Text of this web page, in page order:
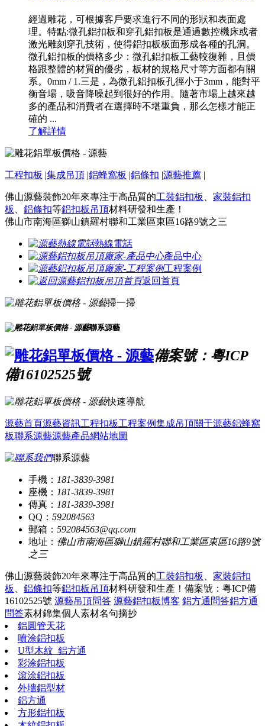
經過雕花，可根據客戶要求進行不同的形狀和表面處
理。特點:微孔鋁扣板和穿孔鋁扣板是通過數控機床或者
激光雕刻穿孔技術，使得鋁扣板板面形成各種的孔洞。
微孔鋁扣板的價格多少：微孔鋁扣板工藝較復雜，且價
格跟整體的材質的優劣，板材的規格尺寸等方面都有關
系。0mm / 1.三是，為微孔鋁扣板孔徑小于3mm，能對平
衡音場，吸音降噪起到很好的作用。隨著市場上越來越
多的產品和消費者在選擇時不堪重負，那么怎樣才能正
確的 ...
了解詳情
工程扣板 |集成吊頂 |鋁蜂窩板 |鋁條扣 |源藝推薦 |
佛山源藝裝飾20年來專注于高品質的工裝鋁扣板
家裝鋁扣
板
鋁條扣等鋁扣板吊頂材料研發和生產！
佛山市南海區獅山鎮羅村聯和工業區東區16路9號之三
熱線電話
產品中心
工程案例
返回首頁
掃一掃
聯系源藝
備案號：粵ICP
備16102525號
快速導航
源藝首頁源藝資訊工程扣板工程案例集成吊頂關于源藝鋁蜂窩
板聯系源藝源藝產品網站地圖
聯系源藝
手機： 181-3839-3981
座機： 181-3839-3981
傳真： 181-3839-3981
QQ： 592084563
郵箱： 592084563@qq.com
地址： 佛山市南海區獅山鎮羅村聯和工業區東區16路9號
之三
佛山源藝裝飾20年來專注于高品質的工裝鋁扣板
家裝鋁扣
板
鋁條扣等鋁扣板吊頂材料研發和生產！ 備案號：粵ICP備
16102525號 源藝吊頂問答 源藝鋁扣板博客 鋁方通問答鋁方通
問答素材錦集個人素材名句摘抄
鋁圓管天花
噴涂鋁扣板
U型木紋_鋁方通
彩涂鋁扣板
滾涂鋁扣板
外墻鋁型材
鋁方通
方形鋁扣板